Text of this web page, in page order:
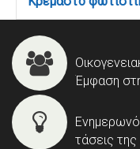
Έμφαση
τάσεις